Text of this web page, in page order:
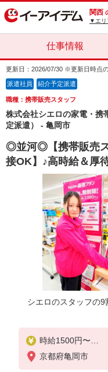
関西
▼エリ
仕事情報
更新日：2026/07/30 ※更新日時点
派遣社員 紹介予定派遣
職種：携帯販売スタッフ
株式会社シエロの家電・携
定派遣） - 亀岡市
◎並河◎【携帯販売
接OK】♪高時給＆厚
シエロのスタッフの
時給1500円〜
※残業代支給
★交通費別途支給
京都府亀岡市